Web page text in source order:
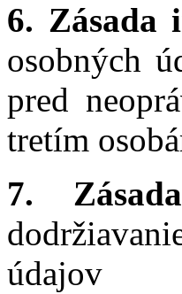
6. Zásada
osobných
pred
tretím
7.
údajov